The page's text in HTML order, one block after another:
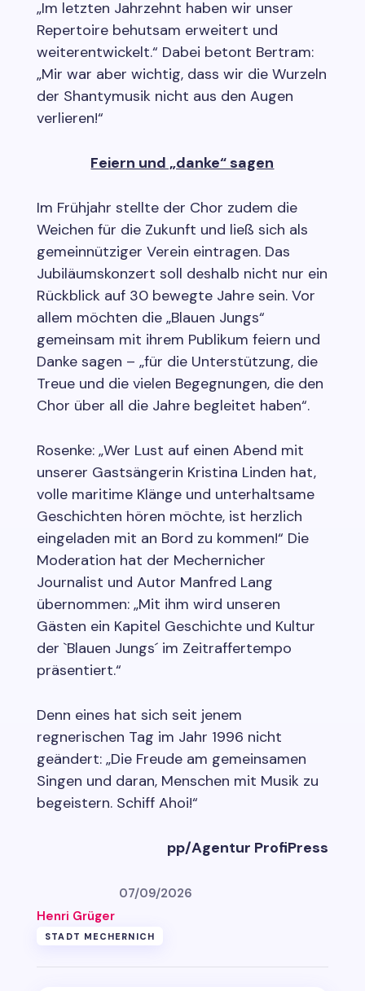
„Im letzten Jahrzehnt haben wir unser
Repertoire behutsam erweitert und
weiterentwickelt.“ Dabei betont Bertram:
„Mir war aber wichtig, dass wir die Wurzeln
der Shantymusik nicht aus den Augen
verlieren!“
Feiern und „danke“ sagen
Im Frühjahr stellte der Chor zudem die
Weichen für die Zukunft und ließ sich als
gemeinnütziger Verein eintragen. Das
Jubiläumskonzert soll deshalb nicht nur ein
Rückblick auf 30 bewegte Jahre sein. Vor
allem möchten die „Blauen Jungs“
gemeinsam mit ihrem Publikum feiern und
Danke sagen – „für die Unterstützung, die
Treue und die vielen Begegnungen, die den
Chor über all die Jahre begleitet haben“.
Rosenke: „Wer Lust auf einen Abend mit
unserer Gastsängerin Kristina Linden hat,
volle maritime Klänge und unterhaltsame
Geschichten hören möchte, ist herzlich
eingeladen mit an Bord zu kommen!“ Die
Moderation hat der Mechernicher
Journalist und Autor Manfred Lang
übernommen: „Mit ihm wird unseren
Gästen ein Kapitel Geschichte und Kultur
der `Blauen Jungs´ im Zeitraffertempo
präsentiert.“
Denn eines hat sich seit jenem
regnerischen Tag im Jahr 1996 nicht
geändert: „Die Freude am gemeinsamen
Singen und daran, Menschen mit Musik zu
begeistern. Schiff Ahoi!“
pp/Agentur ProfiPress
Henri Grüger
07/09/2026
STADT MECHERNICH